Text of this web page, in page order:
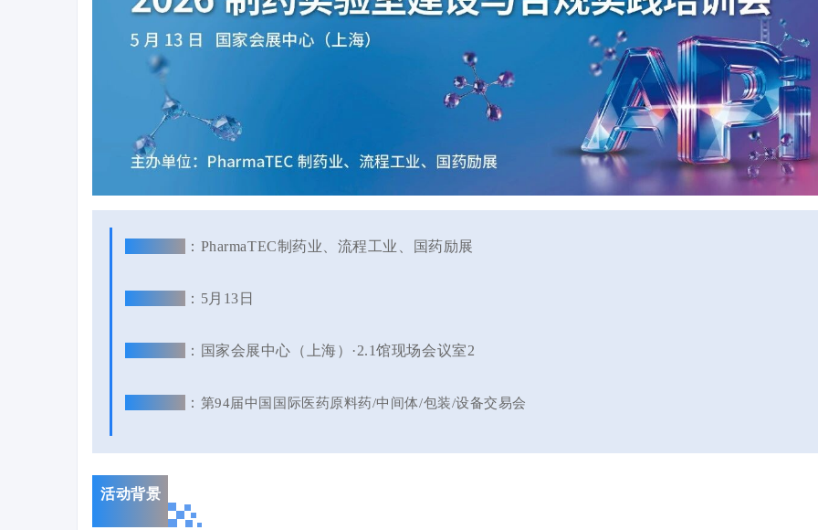
： PharmaTEC制药业、流程工业、国药励展
：5月13日
： 国家会展中心（上海）·2.1馆现场会议室2
： 第94届中国国际医药原料药/中间体/包装/设备交易会
活动背景